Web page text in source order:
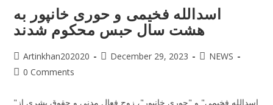
اسدالله فخیمی و حوری خانپور به
هشت سال حبس محکوم شدند
Artinkhan202020 December 29, 2023
NEWS
0 Comments
"اسدالله فخیمی" و "حوری خانپور"، زوج فعال مدنی و حقوق بشری از